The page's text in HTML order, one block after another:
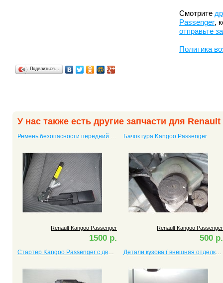
Смотрите
Passenger,
отправьте
Политика
Поделиться…
У нас также есть другие запчасти для
Ремень безопасности передний левый Kangoo Passenger
Renault Kangoo Passenger
1500 р.
Бачок гура Kangoo Passenger
Renault Kangoo Passenger
500 р.
Стартер Kangoo Passenger c двигателем 1.9 Детали кузова ( внешняя отделка) Kangoo Passenger